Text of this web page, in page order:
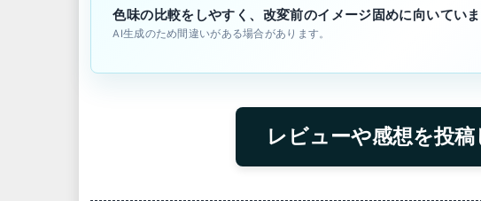
色味の比較をしやすく、改変前のイメージ固めに向いていま
AI生成のため間違いがある場合があります。
レビューや感想を投稿